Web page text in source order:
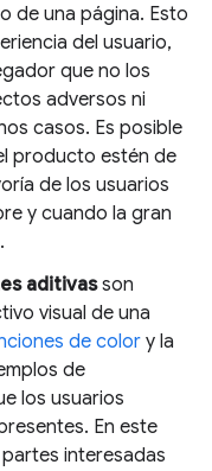
de una página. Esto
del usuario,
que no los
adversos ni
casos. Es posible
producto estén de
de los usuarios
y cuando la gran
aditivasson
visual de una
de color y la
de
los usuarios
En este
interesadas